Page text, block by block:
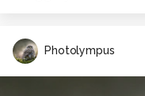
Photolympus